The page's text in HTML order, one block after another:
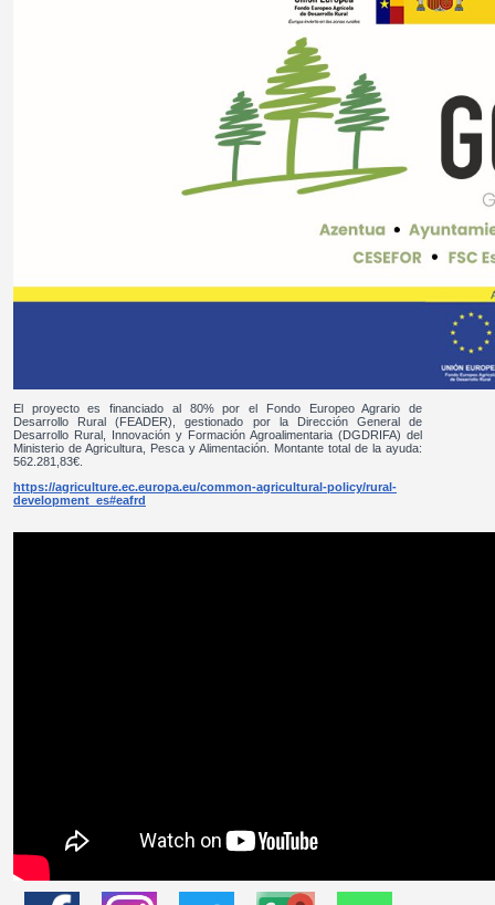
El proyecto es financiado al 80% por el Fondo Europeo Agrario de
Desarrollo Rural (FEADER), gestionado por la Dirección General de
Desarrollo Rural, Innovación y Formación Agroalimentaria (DGDRIFA) del
Ministerio de Agricultura, Pesca y Alimentación. Montante total de la ayuda:
562.281,83€.
https://agriculture.ec.europa.eu/common-agricultural-policy/rural-
development_es#eafrd